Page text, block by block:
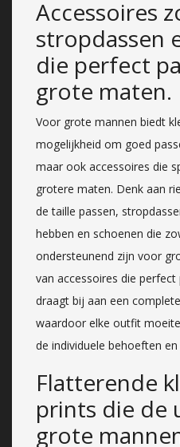
Accessoires
stropdassen
die perfect
grote maten.
Voor grote mannen biedt
mogelijkheid om goed
maar ook accessoires die
grotere maten. Denk aan
de taille passen,
hebben en schoenen die
ondersteunend zijn voor
van accessoires die
draagt bij aan een
waardoor elke outfit
de individuele behoeften
Flatterende
prints die de
grote